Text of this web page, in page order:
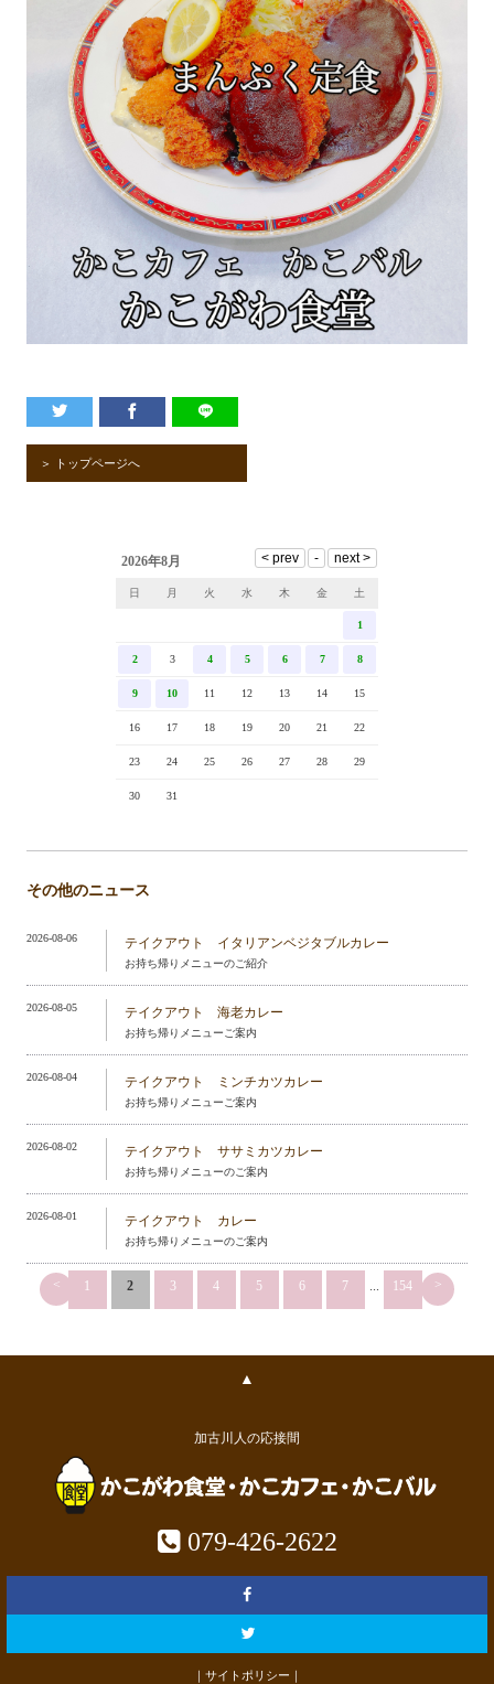
＞ トップページへ
2026年8月
日 月 火 水 木 金 土
1
2 3 4 5 6 7 8
9 10 11 12 13 14 15
16 17 18 19 20 21 22
23 24 25 26 27 28 29
30 31
その他のニュース
2026-08-06 テイクアウト イタリアンベジタブルカレー
お持ち帰りメニューのご紹介
2026-08-05 テイクアウト 海老カレー
お持ち帰りメニューご案内
2026-08-04 テイクアウト ミンチカツカレー
お持ち帰りメニューご案内
2026-08-02 テイクアウト ササミカツカレー
お持ち帰りメニューのご案内
2026-08-01 テイクアウト カレー
お持ち帰りメニューのご案内
< 1 2 3 4 5 6 7 ... 154 >
▲
加古川人の応接間
079-426-2622
｜サイトポリシー｜